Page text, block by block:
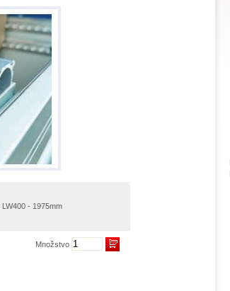
- 1975mm
Množstvo